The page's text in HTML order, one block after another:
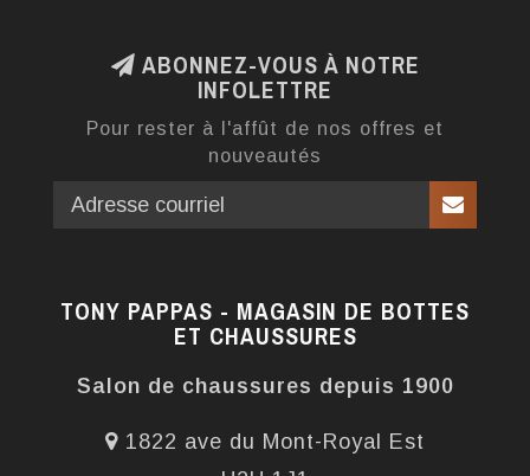
ABONNEZ-VOUS À NOTRE
INFOLETTRE
Pour rester à l'affût de nos offres et
nouveautés
TONY PAPPAS - MAGASIN DE BOTTES
ET CHAUSSURES
Salon de chaussures depuis 1900
1822 ave du Mont-Royal Est